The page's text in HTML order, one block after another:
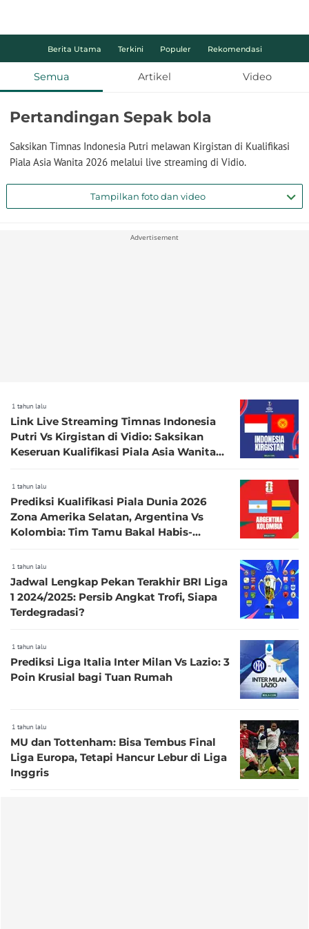
Berita Utama Terkini Populer Rekomendasi
Semua Artikel Video
Pertandingan Sepak bola
Saksikan Timnas Indonesia Putri melawan Kirgistan di Kualifikasi
Piala Asia Wanita 2026 melalui live streaming di Vidio.
Tampilkan foto dan video
Advertisement
1 tahun lalu
Link Live Streaming Timnas Indonesia
Putri Vs Kirgistan di Vidio: Saksikan
Keseruan Kualifikasi Piala Asia Wanita
1 tahun lalu
Prediksi Kualifikasi Piala Dunia 2026
Zona Amerika Selatan, Argentina Vs
Kolombia: Tim Tamu Bakal Habis-
1 tahun lalu
Jadwal Lengkap Pekan Terakhir BRI Liga
1 2024/2025: Persib Angkat Trofi, Siapa
Terdegradasi?
1 tahun lalu
Prediksi Liga Italia Inter Milan Vs Lazio: 3
Poin Krusial bagi Tuan Rumah
1 tahun lalu
MU dan Tottenham: Bisa Tembus Final
Liga Europa, Tetapi Hancur Lebur di Liga
Inggris